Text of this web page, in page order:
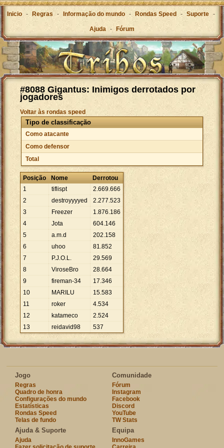
Inicio - Regras - Informação do mundo - Rondas Speed - Suporte -
Ajuda - Fórum
#8088 Gigantus: Inimigos derrotados por
jogadores
Voltar às rondas speed
Tipo de classificação
Como atacante
Como defensor
Total
Posição Nome
Derrotou
1
tiflispt 2.669.666
2
destroyyyyed 2.277.523
3
Freezer 1.876.186
4
Jota 604.146
5
a.m.d 202.158
6
uhoo 81.852
7
P.J.O.L. 29.569
8
ViroseBro 28.664
9
fireman-34 17.346
10
MARILU 15.583
11
roker 4.534
12
katameco 2.524
13
reidavid98 537
Jogo
Regras
Quadro de honra
Configurações do mundo
Estatísticas
Rondas Speed
Telas de fundo
Comunidade
Fórum
Instagram
Facebook
Discord
YouTube
TW Stats
Ajuda & Suporte
Ajuda
Equipa
InnoGames